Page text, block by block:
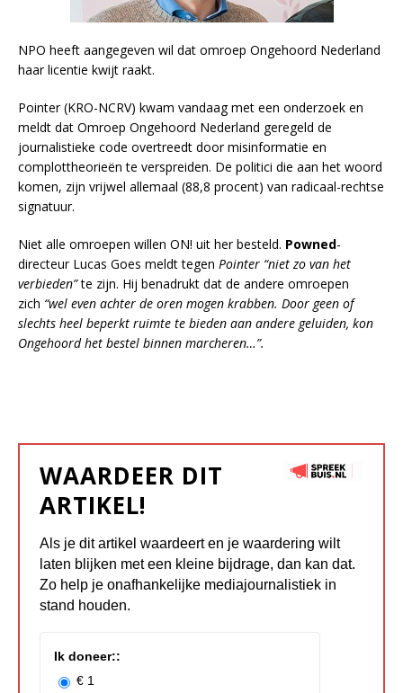
NPO heeft aangegeven wil dat omroep Ongehoord Nederland
haar licentie kwijt raakt.
Pointer (KRO-NCRV) kwam vandaag met een onderzoek en
meldt dat Omroep Ongehoord Nederland geregeld de
journalistieke code overtreedt door misinformatie en
complottheorieën te verspreiden. De politici die aan het woord
komen, zijn vrijwel allemaal (88,8 procent) van radicaal-rechtse
signatuur.
Niet alle omroepen willen ON! uit her besteld. Powned-
directeur Lucas Goes meldt tegen Pointer “niet zo van het
verbieden”te zijn. Hij benadrukt dat de andere omroepen
zich “wel even achter de oren mogen krabben. Door geen of
slechts heel beperkt ruimte te bieden aan andere geluiden, kon
Ongehoord het bestel binnen marcheren…”.
WAARDEER DIT
ARTIKEL!
Als je dit artikel waardeert en je waardering wilt
laten blijken met een kleine bijdrage, dan kan dat.
Zo help je onafhankelijke mediajournalistiek in
stand houden.
Ik doneer::
€ 1